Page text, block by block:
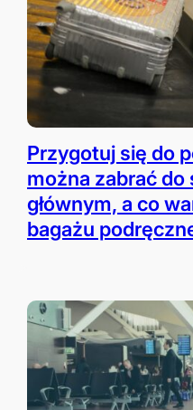
Przygotuj się do
można zabrać
głównym, a co
bagażu